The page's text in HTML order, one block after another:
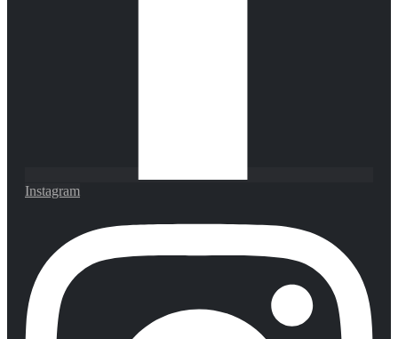
Instagram